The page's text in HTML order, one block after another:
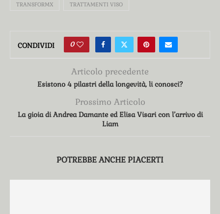
TRANSFORMX TRATTAMENTI VISO
CONDIVIDI 0
Articolo precedente
Esistono 4 pilastri della longevità, li conosci?
Prossimo Articolo
La gioia di Andrea Damante ed Elisa Visari con l’arrivo di
Liam
POTREBBE ANCHE PIACERTI